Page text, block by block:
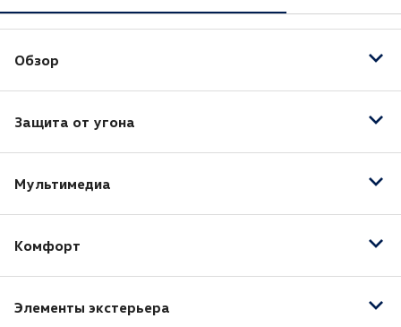
Обзор
Датчик дождя
Датчик света
Защита от угона
Сигнализация
Мультимедиа
Bluetooth
USB
Аудиоподготовка
Комфорт
Камера задняя
Элементы экстерьера